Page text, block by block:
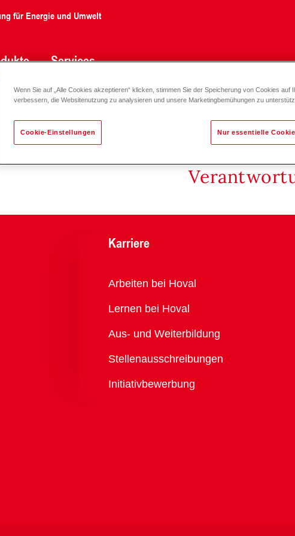
für Energie und Umwelt
Services
2 D (1060-3100)
Karriere
Übersicht
Arbeiten bei Hoval
Lernen bei Hoval
Aus- und Weiterbildung
Stellenausschreibungen
Initiativbewerbung
Wenn Sie auf „Alle Cookies akzeptieren“ klicken, stimmen Sie der Speicherung von Cookies
verbessern, die Websitenutzung zu analysieren und unsere Marketingbemühungen zu
Cookie-Einstellungen Nur essentielle